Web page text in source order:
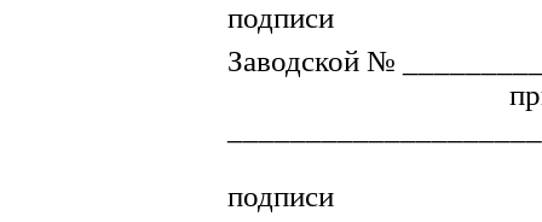
подписи
Заводской №
подписи